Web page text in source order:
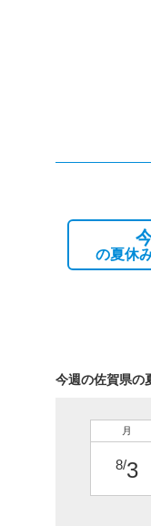
の夏休
今週の佐賀県の
月
8/3